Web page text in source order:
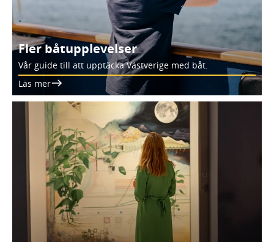
Fler båtupplevelser
Vår guide till att upptäcka Västverige med båt.
Läs mer